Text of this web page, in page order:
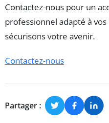
Contactez-nous pour un
professionnel adapté à
sécurisons votre avenir.
Contactez-nous
Partager :